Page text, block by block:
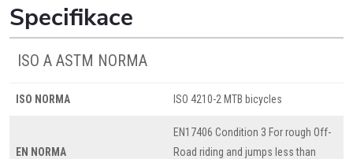
Specifikace
ISO A ASTM NORMA
ISO NORMA ISO 4210-2 MTB bicycles
EN NORMA
EN17406 Condition 3 For rough Off-
Road riding and jumps less than